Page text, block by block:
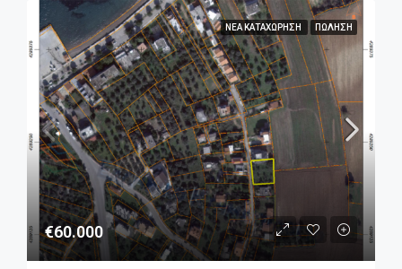
ΝΈΑ ΚΑΤΑΧΏΡΗΣΗ ΠΏΛΗΣΗ
€60.000